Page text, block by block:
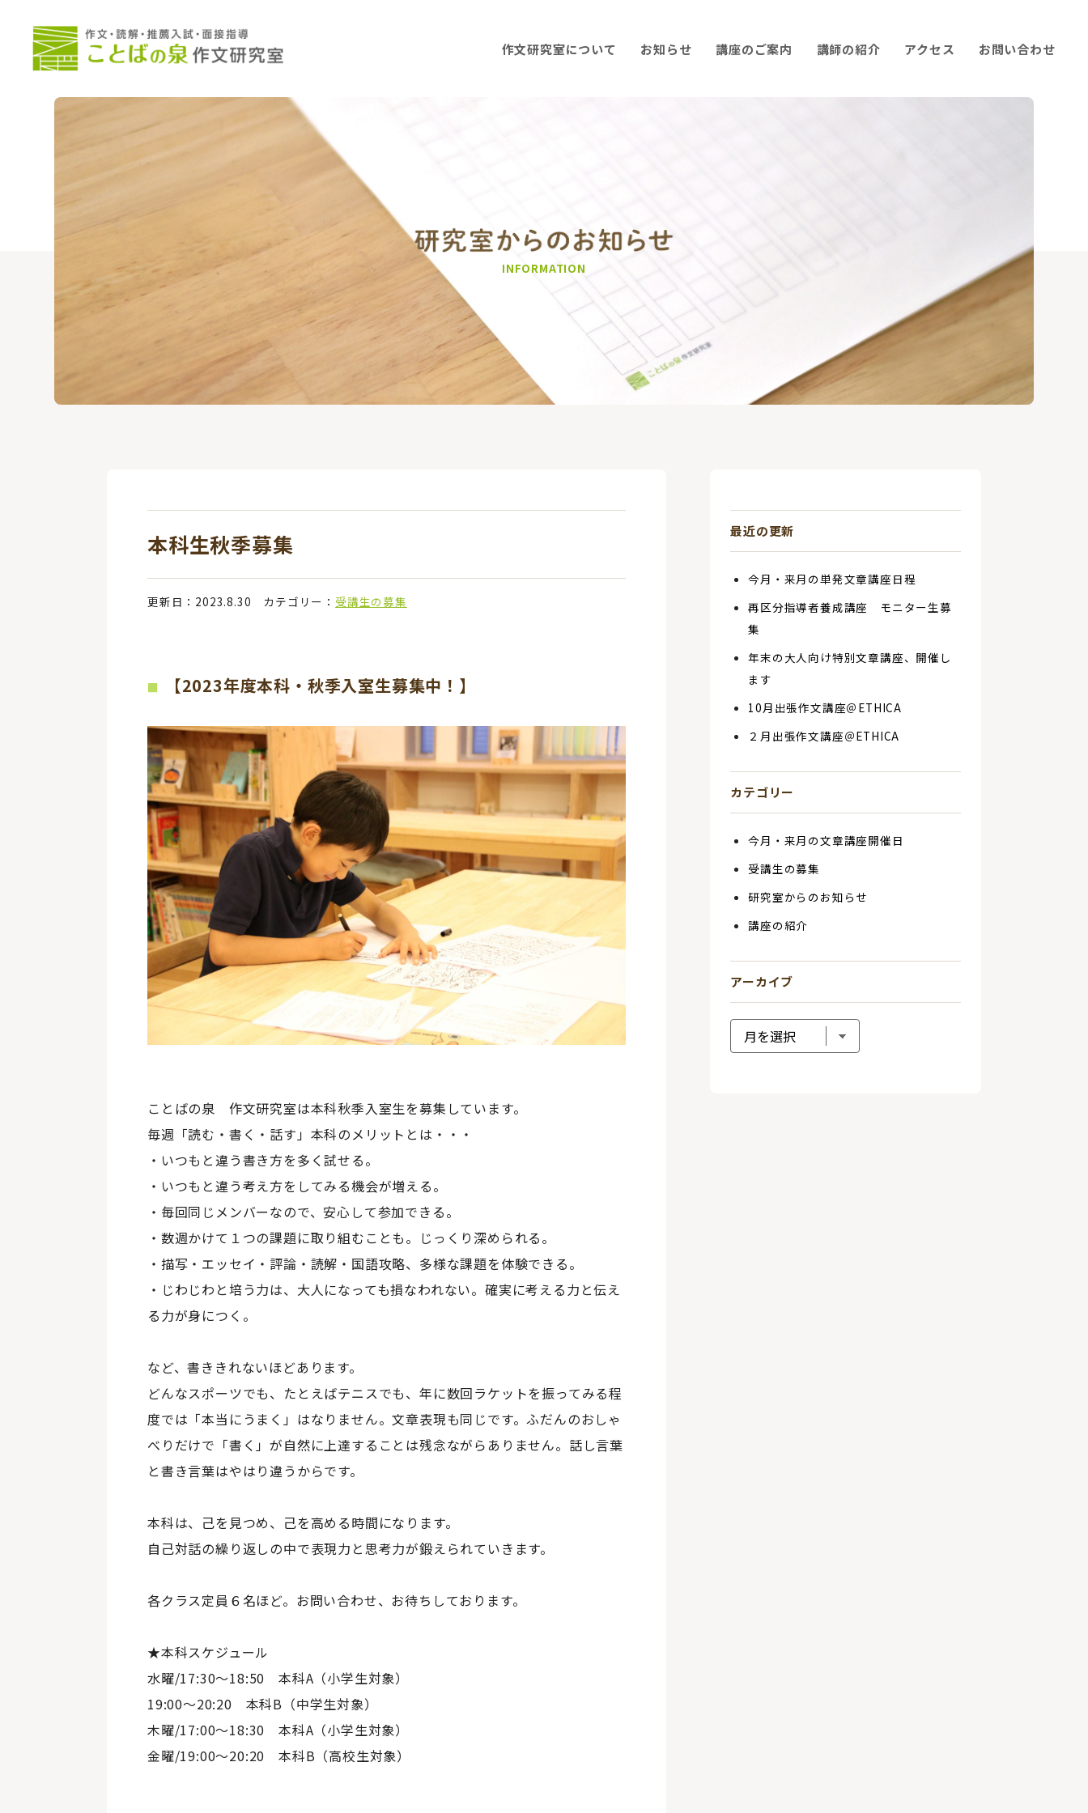
作文研究室について お知らせ 講座のご案内 講師の紹介 アクセス お問い合わせ
INFORMATION
本科生秋季募集
更新日：2023.8.30 カテゴリー： 受講生の募集
【2023年度本科・秋季入室生募集中！】
ことばの泉 作文研究室は本科秋季入室生を募集しています。
毎週「読む・書く・話す」本科のメリットとは・・・
・いつもと違う書き方を多く試せる。
・いつもと違う考え方をしてみる機会が増える。
・毎回同じメンバーなので、安心して参加できる。
・数週かけて１つの課題に取り組むことも。じっくり深められる。
・描写・エッセイ・評論・読解・国語攻略、多様な課題を体験できる。
・じわじわと培う力は、大人になっても損なわれない。確実に考える力と伝え
る力が身につく。
など、書ききれないほどあります。
どんなスポーツでも、たとえばテニスでも、年に数回ラケットを振ってみる程
度では「本当にうまく」はなりません。文章表現も同じです。ふだんのおしゃ
べりだけで「書く」が自然に上達することは残念ながらありません。話し言葉
と書き言葉はやはり違うからです。
本科は、己を見つめ、己を高める時間になります。
自己対話の繰り返しの中で表現力と思考力が鍛えられていきます。
各クラス定員６名ほど。お問い合わせ、お待ちしております。
★本科スケジュール
水曜/17:30～18:50 本科A（小学生対象）
19:00～20:20 本科B（中学生対象）
木曜/17:00～18:30 本科A（小学生対象）
金曜/19:00～20:20 本科B（高校生対象）
最近の更新
今月・来月の単発文章講座日程
再区分指導者養成講座 モニター生募
集
年末の大人向け特別文章講座、開催し
ます
10月出張作文講座＠ETHICA
２月出張作文講座＠ETHICA
カテゴリー
今月・来月の文章講座開催日
受講生の募集
研究室からのお知らせ
講座の紹介
アーカイブ